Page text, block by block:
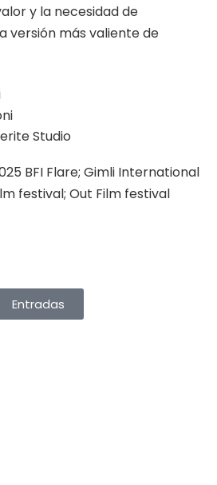
y la necesidad de
versión más valiente de
Studio
BFI Flare; Gimli International
festival; Out Film festival
Entradas